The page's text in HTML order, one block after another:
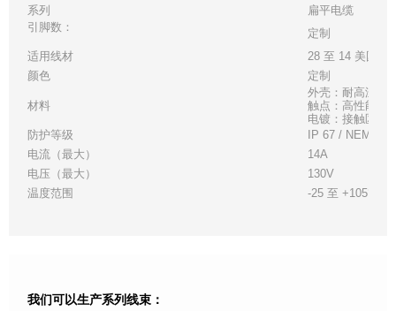
系列
扁平电缆
引脚数：
定制
适用线材
28 至 14 美国线
颜色
定制
材料
外壳：耐高温白
触点：高性能铜
电镀：接触区 -
防护等级
IP 67 / NEMA 6P
电流（最大）
14A
电压（最大）
130V
温度范围
-25 至 +105°C
我们可以生产系列线束：